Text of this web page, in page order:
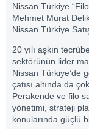
Nissan Türkiye
Mehmet Murat
Nissan Türkiye
20 yılı aşkın
sektörünün lider
Nissan Türkiye’de
çatısı altında da
Perakende ve filo
yönetimi, strateji
konularında güçlü